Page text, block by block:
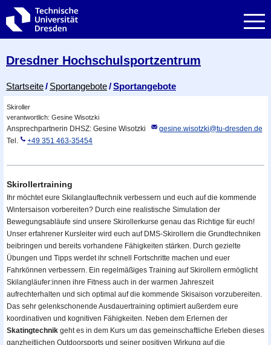
Dresdner Hochschul­sportzentrum
Breadcrumb-Menü
Startseite Sportangebote Sportangebote
Skiroller
verantwortlich: Gesine Wisotzki
Ansprechpartnerin DHSZ: Gesine Wisotzki
gesine.wisotzki@​tu-dresden.de
Tel.
+49 351 463-35454
Skirollertraining
Ihr möchtet eure Skilanglauftechnik verbessern und euch auf die kommende
Wintersaison vorbereiten? Durch eine realistische Simulation der
Bewegungsabläufe sind unsere Skirollerkurse genau das Richtige für euch!
Unser erfahrener Kursleiter wird euch auf DMS-Skirollern die Grundtechniken
beibringen und bereits vorhandene Fähigkeiten stärken. Durch gezielte
Übungen und Tipps werdet ihr schnell Fortschritte machen und euer
Fahrkönnen verbessern. Ein regelmäßiges Training auf Skirollern ermöglicht
Skilangläufer:innen ihre Fitness auch in der warmen Jahreszeit
aufrechterhalten und sich optimal auf die kommende Skisaison vorzubereiten.
Das sehr gelenkschonende Ausdauertraining optimiert außerdem eure
koordinativen und kognitiven Fähigkeiten. Neben dem Erlernen der
Skatingtechnik geht es in dem Kurs um das gemeinschaftliche Erleben dieses
ganzheitlichen Outdoorsports und seiner positiven Wirkung auf die